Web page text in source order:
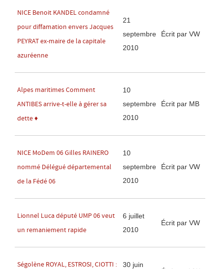
NICE Benoit KANDEL condamné
pour diffamation envers Jacques
PEYRAT ex-maire de la capitale
azuréenne
21
septembre
2010
Écrit par VW
Alpes maritimes Comment
ANTIBES arrive-t-elle à gérer sa
dette ♦
10
septembre
2010
Écrit par MB
NICE MoDem 06 Gilles RAINERO
nommé Délégué départemental
de la Fédé 06
10
septembre
2010
Écrit par VW
Lionnel Luca député UMP 06 veut
un remaniement rapide
6 juillet
2010
Écrit par VW
Ségolène ROYAL, ESTROSI, CIOTTI :
30 juin